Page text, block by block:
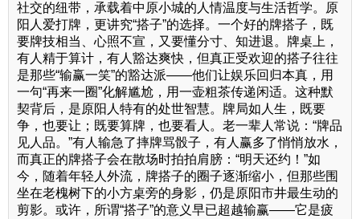
社交的纽带，承载着中原小城的人情温度与生活哲学。原
阳人爱打牌，更讲究“搭子”的选择。一个好的牌搭子，既
要牌技相当、心照不宣，又要懂分寸、知进退。牌桌上，
有人精于算计，有人豁达爽快，但真正受欢迎的搭子往往
是那些“输赢一笑”的豁达派——他们让娱乐回归本真，用
一句“再来一圈”化解尴尬，用一壶粗茶传递闲适。这种默
契背后，是原阳人特有的处世智慧。牌局如人生，既要
争，也要让；既要算牌，也要看人。老一辈人常说：“牌品
见人品。”有人输急了摔牌骂骰子，有人赢多了悄悄放水，
而真正的牌搭子会在散场时拍拍肩膀：“明天还约！”如
今，随着年轻人外流，牌搭子的圈子逐渐缩小，但那些围
坐在老槐树下的小方桌旁的身影，仍是原阳市井最生动的
剪影。或许，所谓“搭子”的意义早已超越输赢——它是疲